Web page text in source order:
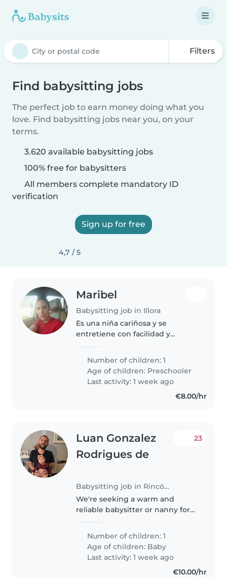
Filters
Find babysitting jobs
The perfect job to earn money doing what you
love. Find babysitting jobs near you, on your
terms.
3.620 available babysitting jobs
100% free for babysitters
All members complete mandatory ID
verification
Sign up for free
4,7 / 5
Maribel
Babysitting job in Illora
Es una niña cariñosa y se
entretiene con facilidad y
Number of children: 1
Age of children: Preschooler
Last activity: 1 week ago
€8.00/hr
Luan Gonzalez
Rodrigues de
Babysitting job in Rincón de la Victoria
23
We're seeking a warm and
reliable babysitter or nanny for
comfort around animals is a
must! We'd love someone who
speaks..
Number of children: 1
Age of children: Baby
Last activity: 1 week ago
€10.00/hr